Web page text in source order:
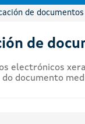
de documentos
de
electrónicos
documento